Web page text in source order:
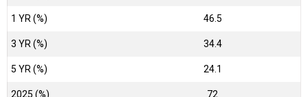
1 YR (%) 46.5
3 YR (%) 34.4
5 YR (%) 24.1
2025 (%) 72